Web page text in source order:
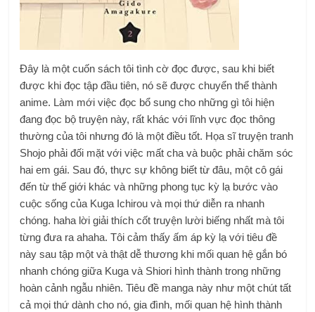
Đây là một cuốn sách tôi tình cờ đọc được, sau khi biết
được khi đọc tập đầu tiên, nó sẽ được chuyển thể thành
anime. Làm mới việc đọc bổ sung cho những gì tôi hiện
đang đọc bộ truyện này, rất khác với lĩnh vực đọc thông
thường của tôi nhưng đó là một điều tốt. Họa sĩ truyện tranh
Shojo phải đối mặt với việc mất cha và buộc phải chăm sóc
hai em gái. Sau đó, thực sự không biết từ đâu, một cô gái
đến từ thế giới khác và những phong tục kỳ lạ bước vào
cuộc sống của Kuga Ichirou và mọi thứ diễn ra nhanh
chóng. haha lời giải thích cốt truyện lười biếng nhất mà tôi
từng đưa ra ahaha. Tôi cảm thấy ấm áp kỳ lạ với tiêu đề
này sau tập một và thật dễ thương khi mối quan hệ gắn bó
nhanh chóng giữa Kuga và Shiori hình thành trong những
hoàn cảnh ngẫu nhiên. Tiêu đề manga này như một chút tất
cả mọi thứ dành cho nó, gia đình, mối quan hệ hình thành